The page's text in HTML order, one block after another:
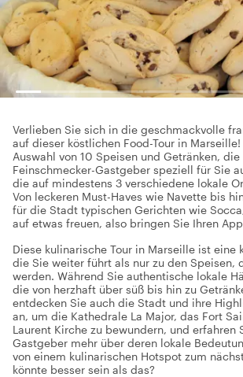
Verlieben Sie sich in die geschmackvolle
auf dieser köstlichen Food-Tour in
Auswahl von 10 Speisen und Getränken,
Feinschmecker-Gastgeber speziell für Sie
die auf mindestens 3 verschiedene lokale
Von leckeren Must-Haves wie Navette bis
für die Stadt typischen Gerichten wie
auf etwas freuen, also bringen Sie Ihren
Diese kulinarische Tour in Marseille ist eine
die Sie weiter führt als nur zu den Speisen,
werden. Während Sie authentische lokale
die von herzhaft über süß bis hin zu
entdecken Sie auch die Stadt und ihre
an, um die Kathedrale La Major, das Fort
Laurent Kirche zu bewundern, und erfahren
Gastgeber mehr über deren lokale
von einem kulinarischen Hotspot zum
könnte besser sein als das?